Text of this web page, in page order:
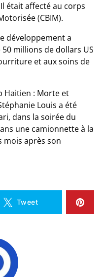
était affecté au corps
(CBIM).
développement a
millions de dollars US
et aux soins de
Haitien : Morte et
Louis a été
dans la soirée du
une camionnette à la
mois après son
Tweet